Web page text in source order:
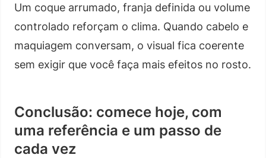
Um coque arrumado, franja definida ou volume
controlado reforçam o clima. Quando cabelo e
maquiagem conversam, o visual fica coerente
sem exigir que você faça mais efeitos no rosto.
Conclusão: comece hoje, com
uma referência e um passo de
cada vez